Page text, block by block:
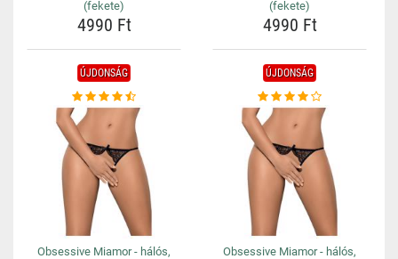
(fekete)
4990 Ft
(fekete)
4990 Ft
ÚJDONSÁG
Obsessive Miamor - hálós,
ÚJDONSÁG
Obsessive Miamor - hálós,